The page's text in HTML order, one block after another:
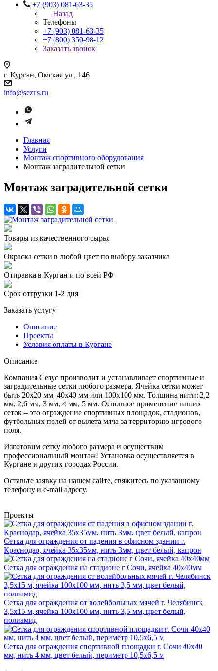
+7 (903) 081-63-35
Назад
Телефоны
+7 (903) 081-63-35
+7 (800) 350-98-12
Заказать звонок
г. Курган, Омская ул., 146
info@sezus.ru
Главная
Услуги
Монтаж спортивного оборудования
Монтаж заградительной сетки
Монтаж заградительной сетки
Товары из качественного сырья
Окраска сетки в любой цвет по выбору заказчика
Отправка в Курган и по всей РФ
Срок отгрузки 1-2 дня
Заказать услугу
Описание
Проекты
Условия оплаты в Кургане
Описание
Компания Сезус производит и устанавливает спортивные и
заградительные сетки любого размера. Ячейка сетки может
быть 20х20 мм, 40х40 мм или 100х100 мм. Толщина нити: 2,2
мм, 2,6 мм, 3 мм, 4 мм, 5 мм. Основное применение наших
сеток – это ограждение спортивных площадок, стадионов,
футбольных полей от вылета мяча за территорию игрового
поля.
Изготовим сетку любого размера и осуществим
профессиональный монтаж! Установка осуществляется в
Кургане и других городах России.
Оставьте заявку на нашем сайте, свяжитесь по указанному
телефону и e-mail адресу.
Проекты
Сетка для ограждения от падения в офисном здании г.
Краснодар, ячейка 35x35мм, нить 3мм, цвет белый, капрон
Сетка для ограждения на стадионе г Сочи, ячейка 40x40мм
Сетка для ограждения от волейбольных мячей г. Челябинск
3,5х15 м, ячейка 100x100 мм, нить 3,5 мм, цвет белый,
полиамид
Сетка для ограждения спортивной площадки г. Сочи 40х40
мм, нить 4 мм, цвет белый, периметр 10,5х6,5 м